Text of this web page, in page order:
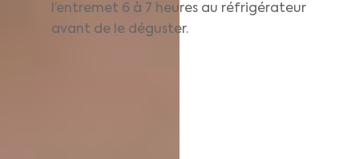
l’entremet 6 à 7 heures au réfrigérateur
avant de le déguster.